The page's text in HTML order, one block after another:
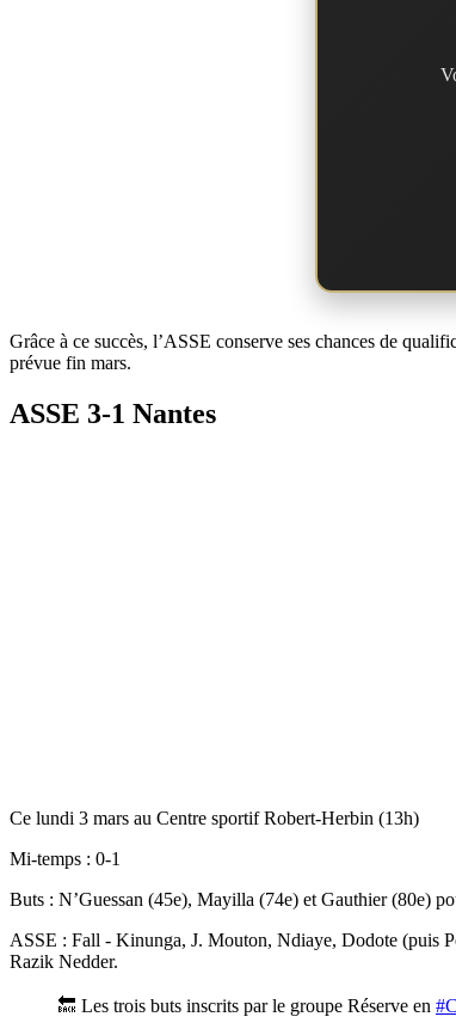
Grâce à ce succès, l’ASSE conserve ses chances de
prévue fin mars.
ASSE 3-1 Nantes
Ce lundi 3 mars au Centre sportif Robert-Herbin (13h)
Mi-temps : 0-1
Buts : N’Guessan (45e), Mayilla (74e) et Gauthier (80e)
ASSE : Fall - Kinunga, J. Mouton, Ndiaye, Dodote (puis
Razik Nedder.
🔙 Les trois buts inscrits par le groupe Réserve en